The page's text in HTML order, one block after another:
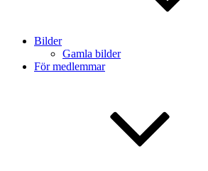
Bilder
Gamla bilder
För medlemmar